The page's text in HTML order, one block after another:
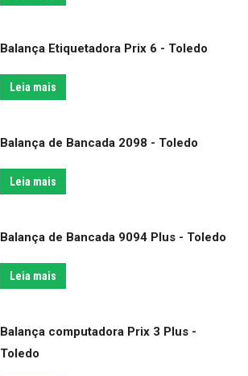
Balança Etiquetadora Prix 6 - Toledo
Leia mais
Balança de Bancada 2098 - Toledo
Leia mais
Balança de Bancada 9094 Plus - Toledo
Leia mais
Balança computadora Prix 3 Plus -
Toledo